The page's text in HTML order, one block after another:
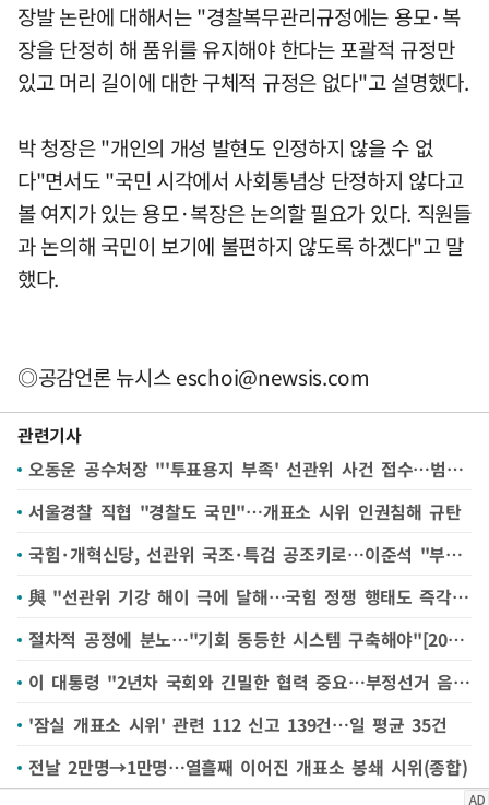
장발 논란에 대해서는 "경찰복무관리규정에는 용모·복
장을 단정히 해 품위를 유지해야 한다는 포괄적 규정만
있고 머리 길이에 대한 구체적 규정은 없다"고 설명했다.
박 청장은 "개인의 개성 발현도 인정하지 않을 수 없
다"면서도 "국민 시각에서 사회통념상 단정하지 않다고
볼 여지가 있는 용모·복장은 논의할 필요가 있다. 직원들
과 논의해 국민이 보기에 불편하지 않도록 하겠다"고 말
했다.
◎공감언론 뉴시스eschoi@newsis.com
관련기사
오동운 공수처장 "'투표용지 부족' 선관위 사건 접수…범죄 성립 여부 검토"(종합)
서울경찰 직협 "경찰도 국민"…개표소 시위 인권침해 규탄
국힘·개혁신당, 선관위 국조·특검 공조키로…이준석 "부정선거론 버려야"
與 "선관위 기강 해이 극에 달해…국힘 정쟁 행태도 즉각 중단해야"
절차적 공정에 분노…"기회 동등한 시스템 구축해야"[2030 시위⓷]
이 대통령 "2년차 국회와 긴밀한 협력 중요…부정선거 음모론은 반사회적 행태"(종합)
'잠실 개표소 시위' 관련 112 신고 139건…일 평균 35건
전날 2만명→1만명…열흘째 이어진 개표소 봉쇄 시위(종합)